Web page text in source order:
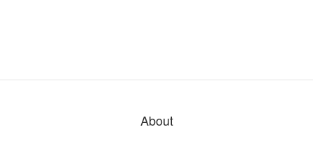
About